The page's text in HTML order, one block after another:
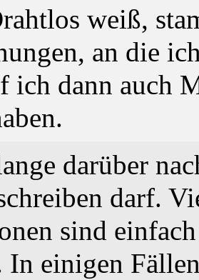
weiß,
an die
ich dann auch
darüber
darf.
sind
In einigen